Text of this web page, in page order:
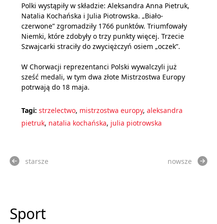
Polki wystąpiły w składzie: Aleksandra Anna Pietruk,
Natalia Kochańska i Julia Piotrowska. „Biało-
czerwone” zgromadziły 1766 punktów. Triumfowały
Niemki, które zdobyły o trzy punkty więcej. Trzecie
Szwajcarki straciły do zwyciężczyń osiem „oczek”.
W Chorwacji reprezentanci Polski wywalczyli już
sześć medali, w tym dwa złote Mistrzostwa Europy
potrwają do 18 maja.
Tagi: strzelectwo, mistrzostwa europy, aleksandra
pietruk, natalia kochańska, julia piotrowska
starsze nowsze
Sport